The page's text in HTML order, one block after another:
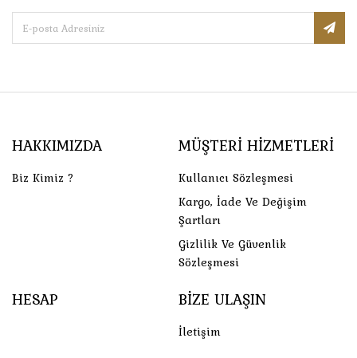
HAKKIMIZDA
Biz Kimiz ?
MÜŞTERI HIZMETLERI
Kullanıcı Sözleşmesi
Kargo, İade Ve Değişim
Şartları
Gizlilik Ve Güvenlik
Sözleşmesi
HESAP BIZE ULAŞIN
İletişim